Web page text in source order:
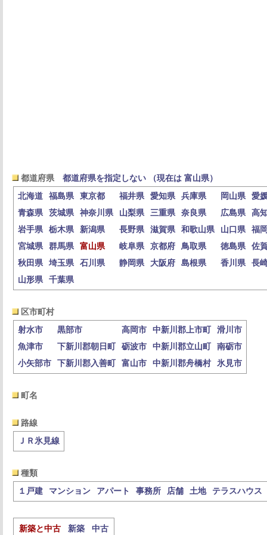
都道府県
都道府県を指定しない （現在は 富山県）
北海道
福島県 東京都 福井県 愛知県 兵庫県 岡山県
愛
青森県
茨城県 神奈川県 山梨県 三重県 奈良県 広島県
高
岩手県
栃木県 新潟県 長野県 滋賀県 和歌山県 山口県
福
宮城県
群馬県 富山県 岐阜県 京都府 鳥取県 徳島県
佐
秋田県
埼玉県 石川県 静岡県 大阪府 島根県 香川県
長
山形県
千葉県
区市町村
射水市
黒部市 高岡市 中新川郡上市町
滑川市
魚津市
下新川郡朝日町 砺波市 中新川郡立山町
南砺市
小矢部市
下新川郡入善町 富山市 中新川郡舟橋村 氷見市
町名
路線
ＪＲ氷見線
種類
１戸建
マンション アパート 事務所 店舗 土地 テラスハウス
新築と中古 新築 中古